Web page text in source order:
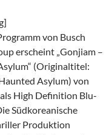
von Busch
erscheint „Gonjiam –
(Originaltitel:
Asylum) von
High Definition Blu-
Südkoreanische
Produktion